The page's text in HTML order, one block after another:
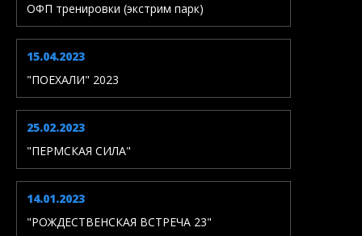
ОФП тренировки (экстрим парк)
15.04.2023
"ПОЕХАЛИ" 2023
25.02.2023
"ПЕРМСКАЯ СИЛА"
14.01.2023
"РОЖДЕСТВЕНСКАЯ ВСТРЕЧА 23"